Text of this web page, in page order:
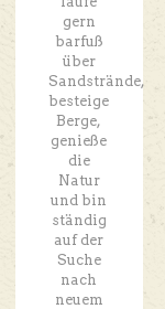
gern
barfuß
über
Sandstrände,
besteige
Berge,
genieße
die
Natur
und bin
ständig
auf der
Suche
nach
neuem